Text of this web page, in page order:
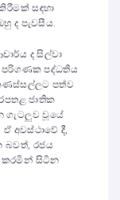
සඳහා
ද පැවසීය.
ද සිල්වා
පරිගණක පද්ධතිය
පත්ව
ජාතික
ගැටලුව වූයේ
අවස්ථාවේ දී,
රජය
කරමින් සිටින